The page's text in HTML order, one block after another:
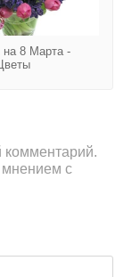
на 8 Марта -
комментарий.
мнением с